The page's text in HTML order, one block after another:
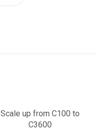
Scale up from C100 to
C3600